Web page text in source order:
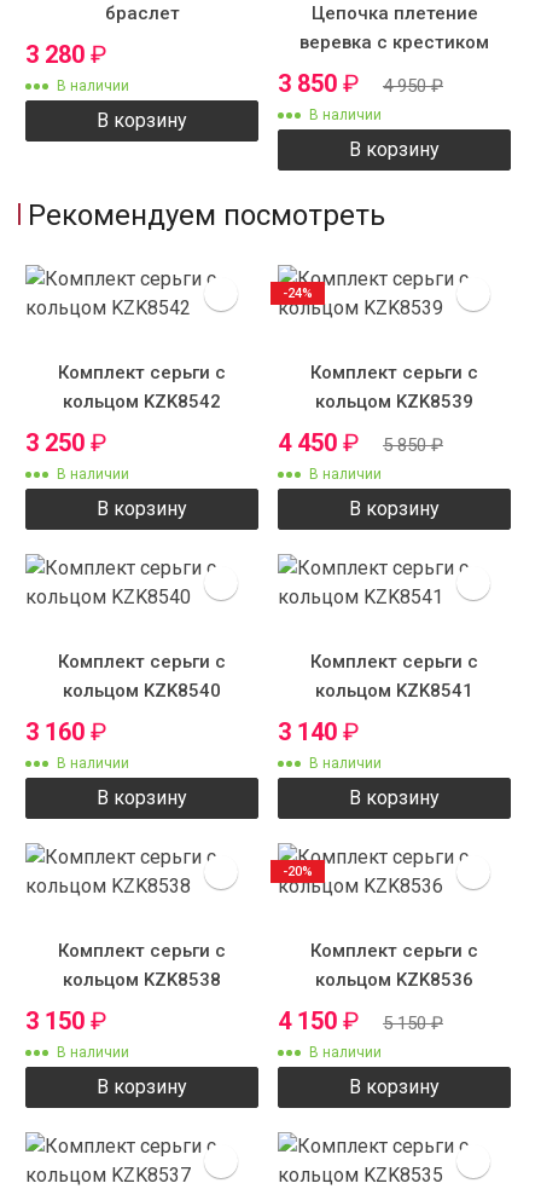
браслет
3 280 ₽
В наличии
В корзину
Цепочка плетение
веревка с крестиком
3 850 ₽ 4 950₽
В наличии
В корзину
Рекомендуем посмотреть
Комплект серьги с
кольцом KZK8542
3 250 ₽
В наличии
В корзину
Комплект серьги с
кольцом KZK8539
4 450 ₽ 5 850₽
В наличии
В корзину
-24%
Комплект серьги с
кольцом KZK8540
3 160 ₽
В наличии
В корзину
Комплект серьги с
кольцом KZK8541
3 140 ₽
В наличии
В корзину
Комплект серьги с
кольцом KZK8538
3 150 ₽
В наличии
В корзину
Комплект серьги с
кольцом KZK8536
4 150 ₽ 5 150₽
В наличии
В корзину
-20%